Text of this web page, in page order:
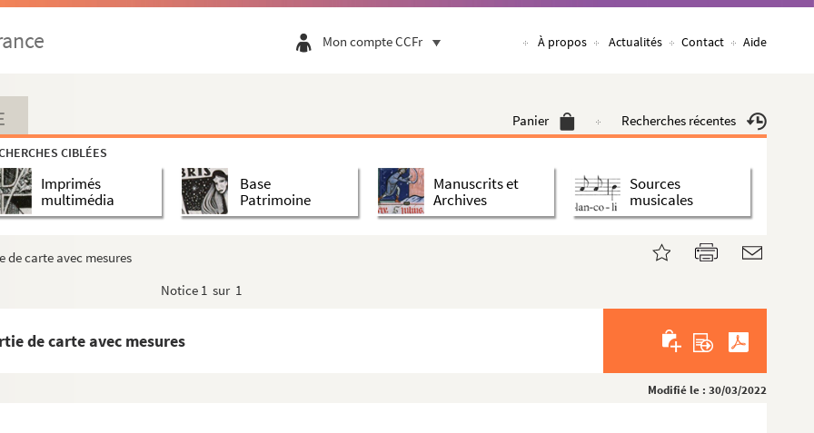
Mon compte CCFr À propos Actualités Contact Aide
Panier Recherches récentes
CIBLÉES
Imprimés
multimédia
Base
Patrimoine
Manuscrits et
Archives
Sources
musicales
de carte avec mesures
Notice 1 sur 1
de carte avec mesures
Modifié le : 30/03/2022
de Mirecourt ?)